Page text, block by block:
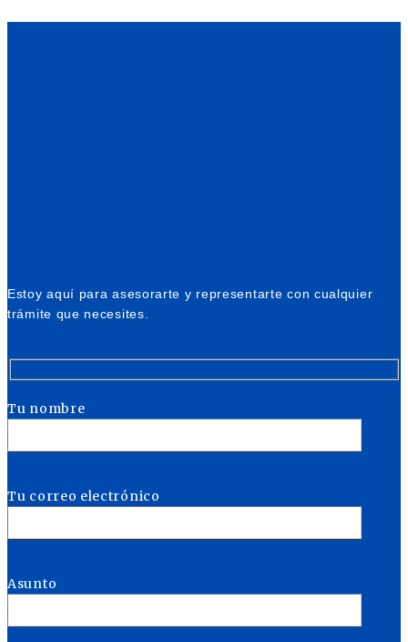
Estoy aquí para asesorarte y representarte con cualquier
trámite que necesites.
Tu nombre
Tu correo electrónico
Asunto